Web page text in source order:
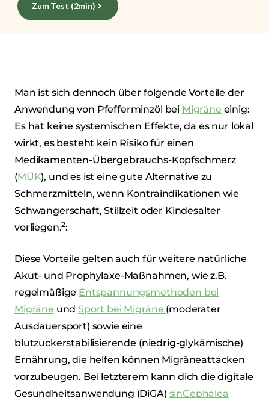
Zum Test (2min)
Man ist sich dennoch über folgende Vorteile der
Anwendung von Pfefferminzöl bei Migräne einig:
Es hat keine systemischen Effekte, da es nur lokal
wirkt, es besteht kein Risiko für einen
Medikamenten-Übergebrauchs-Kopfschmerz
(MÜK), und es ist eine gute Alternative zu
Schmerzmitteln, wenn Kontraindikationen wie
Schwangerschaft, Stillzeit oder Kindesalter
vorliegen.2:
Diese Vorteile gelten auch für weitere natürliche
Akut- und Prophylaxe-Maßnahmen, wie z.B.
regelmäßige Entspannungsmethoden bei
Migräne und Sport bei Migräne (moderater
Ausdauersport) sowie eine
blutzuckerstabilisierende (niedrig-glykämische)
Ernährung, die helfen können Migräneattacken
vorzubeugen. Bei letzterem kann dich die digitale
Gesundheitsanwendung (DiGA) sinCephalea